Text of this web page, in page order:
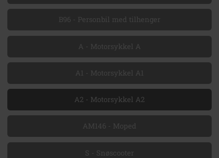
B96 - Personbil med tilhenger
A - Motorsykkel A
A1 - Motorsykkel A1
A2 - Motorsykkel A2
AM146 - Moped
S - Snøscooter